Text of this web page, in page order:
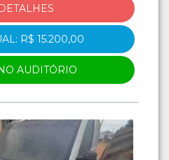
R$ 15.200,00
AUDITÓRIO